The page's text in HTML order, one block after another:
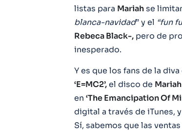
listas para Mariahse
blanca-navidad” y el “fun
Rebeca Black-, pero de
inesperado.
Y es que los fans de la
‘E=MC2’,el disco de Mariah
en ‘The Emancipation Of
digital a través de iTunes,
Sí, sabemos que las